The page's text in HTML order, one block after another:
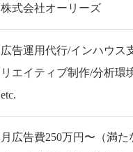
株式会社オーリーズ
広告運用代行/インハウス
リエイティブ制作/分析環
etc.
月広告費250万円〜（満た